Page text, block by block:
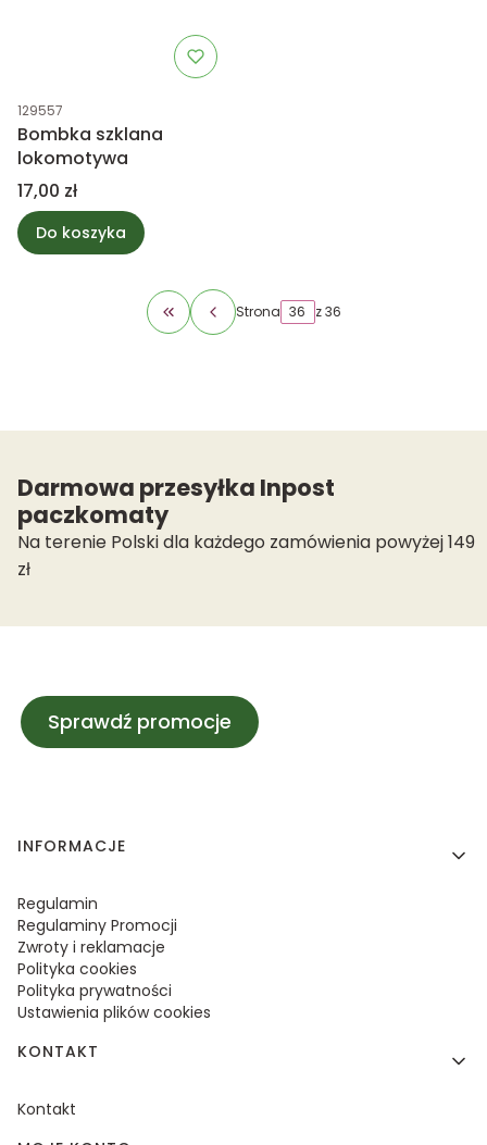
Kod produktu
129557
Bombka szklana
lokomotywa
Cena
17,00 zł
Do koszyka
Wróć do pierwszej strony z produktami
Strona z 36
Darmowa przesyłka Inpost
paczkomaty
Na terenie Polski dla każdego zamówienia powyżej 149
zł
Sprawdź promocje
Linki w stopce
INFORMACJE
Regulamin
Regulaminy Promocji
Zwroty i reklamacje
Polityka cookies
Polityka prywatności
Ustawienia plików cookies
KONTAKT
Kontakt